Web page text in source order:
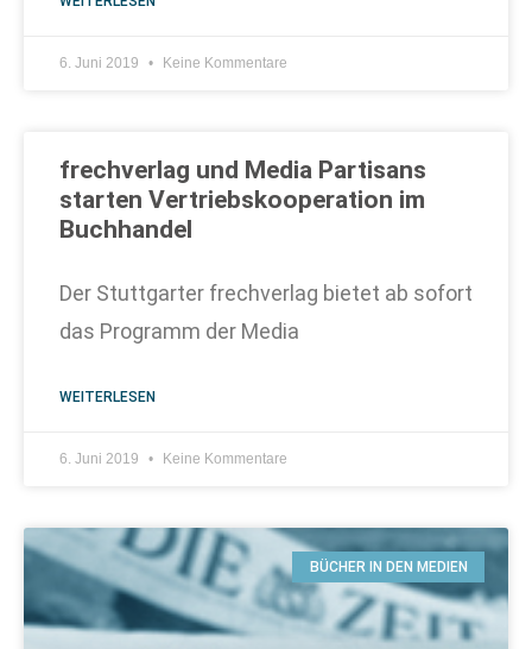
6. Juni 2019 Keine Kommentare
frechverlag und Media Partisans
starten Vertriebskooperation im
Buchhandel
Der Stuttgarter frechverlag bietet ab sofort
das Programm der Media
WEITERLESEN
6. Juni 2019 Keine Kommentare
BÜCHER IN DEN MEDIEN